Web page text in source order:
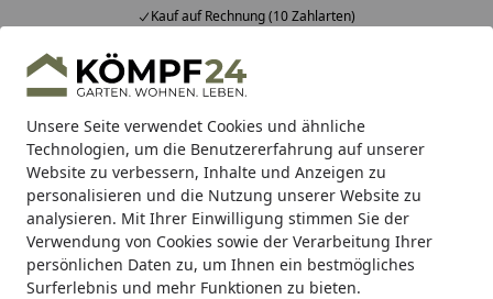
Unsere Seite verwendet Cookies und ähnliche
Technologien, um die Benutzererfahrung auf unserer
Website zu verbessern, Inhalte und Anzeigen zu
personalisieren und die Nutzung unserer Website zu
analysieren. Mit Ihrer Einwilligung stimmen Sie der
Verwendung von Cookies sowie der Verarbeitung Ihrer
persönlichen Daten zu, um Ihnen ein bestmögliches
Surferlebnis und mehr Funktionen zu bieten.
Kauf auf Rechnung (10 Zahlarten)
Alle Produkte
Mein Konto
Suchen
Startseite
Gartenmöbel aus HPL
Gartenmöbel aus HPL
Lesezeit: 5 min.
Erstellt am: 27.01.2023